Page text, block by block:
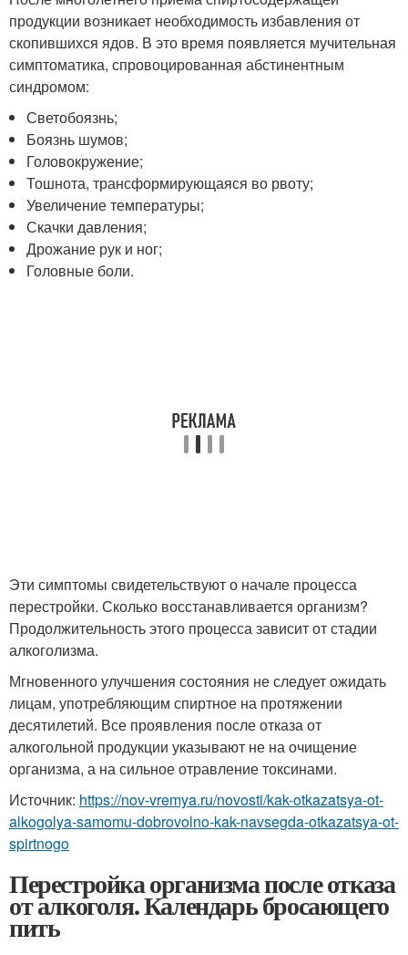
продукции возникает необходимость избавления от
скопившихся ядов. В это время появляется мучительная
симптоматика, спровоцированная абстинентным
синдромом:
Светобоязнь;
Боязнь шумов;
Головокружение;
Тошнота, трансформирующаяся во рвоту;
Увеличение температуры;
Скачки давления;
Дрожание рук и ног;
Головные боли.
Эти симптомы свидетельствуют о начале процесса
перестройки. Сколько восстанавливается организм?
Продолжительность этого процесса зависит от стадии
алкоголизма.
Мгновенного улучшения состояния не следует ожидать
лицам, употребляющим спиртное на протяжении
десятилетий. Все проявления после отказа от
алкогольной продукции указывают не на очищение
организма, а на сильное отравление токсинами.
Источник: https://nov-vremya.ru/novosti/kak-otkazatsya-ot-
alkogolya-samomu-dobrovolno-kak-navsegda-otkazatsya-ot-
spirtnogo
Перестройка организма после отказа
от алкоголя. Календарь бросающего
пить